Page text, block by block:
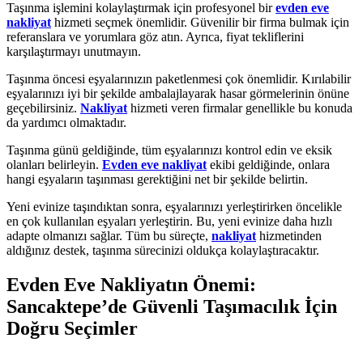
Taşınma işlemini kolaylaştırmak için profesyonel birevden eve
nakliyat hizmeti seçmek önemlidir. Güvenilir bir firma bulmak için
referanslara ve yorumlara göz atın. Ayrıca, fiyat tekliflerini
karşılaştırmayı unutmayın.
Taşınma öncesi eşyalarınızın paketlenmesi çok önemlidir. Kırılabilir
eşyalarınızı iyi bir şekilde ambalajlayarak hasar görmelerinin önüne
geçebilirsiniz. Nakliyat hizmeti veren firmalar genellikle bu konuda
da yardımcı olmaktadır.
Taşınma günü geldiğinde, tüm eşyalarınızı kontrol edin ve eksik
olanları belirleyin. Evden eve nakliyat ekibi geldiğinde, onlara
hangi eşyaların taşınması gerektiğini net bir şekilde belirtin.
Yeni evinize taşındıktan sonra, eşyalarınızı yerleştirirken öncelikle
en çok kullanılan eşyaları yerleştirin. Bu, yeni evinize daha hızlı
adapte olmanızı sağlar. Tüm bu süreçte, nakliyat hizmetinden
aldığınız destek, taşınma sürecinizi oldukça kolaylaştıracaktır.
Evden Eve Nakliyatın Önemi:
Sancaktepe’de Güvenli Taşımacılık İçin
Doğru Seçimler